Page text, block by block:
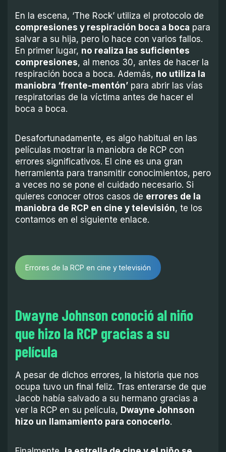
En la escena, ‘The Rock’ utiliza el protocolo de
compresiones y respiración boca a boca para
salvar a su hija, pero lo hace con varios fallos.
En primer lugar, no realiza las suficientes
compresiones, al menos 30, antes de hacer la
respiración boca a boca. Además, no utiliza la
maniobra ‘frente-mentón’ para abrir las vías
respiratorias de la víctima antes de hacer el
boca a boca.
Desafortunadamente, es algo habitual en las
películas mostrar la maniobra de RCP con
errores significativos. El cine es una gran
herramienta para transmitir conocimientos, pero
a veces no se pone el cuidado necesario. Si
quieres conocer otros casos de errores de la
maniobra de RCP en cine y televisión, te los
contamos en el siguiente enlace.
Errores de la RCP en cine y televisión
Dwayne Johnson conoció al niño
que hizo la RCP gracias a su
película
A pesar de dichos errores, la historia que nos
ocupa tuvo un final feliz. Tras enterarse de que
Jacob había salvado a su hermano gracias a
ver la RCP en su película, Dwayne Johnson
hizo un llamamiento para conocerlo.